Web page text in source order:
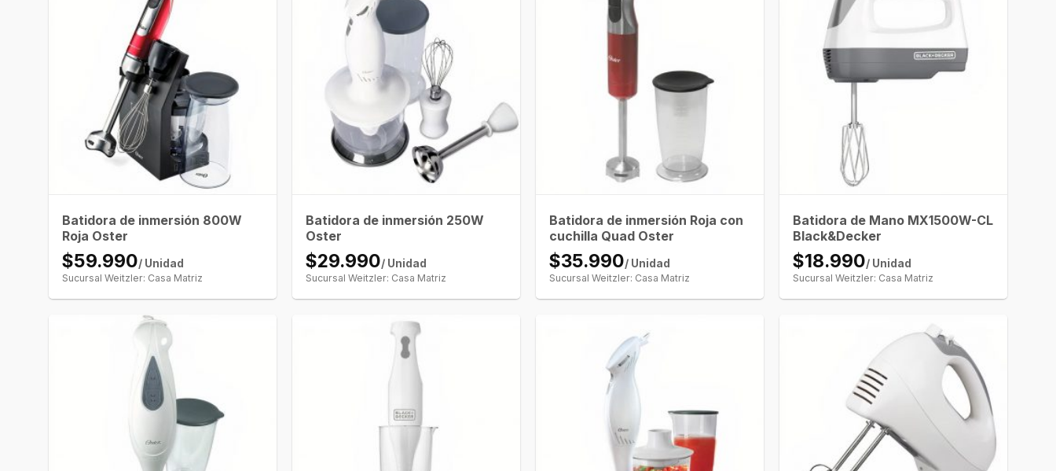
Batidora de inmersión 800W
Roja Oster
$59.990/ Unidad
Sucursal Weitzler: Casa Matriz
Batidora de inmersión 250W
Oster
$29.990/ Unidad
Sucursal Weitzler: Casa Matriz
Batidora de inmersión Roja con
cuchilla Quad Oster
$35.990/ Unidad
Sucursal Weitzler: Casa Matriz
Batidora de Mano MX1500W-CL
Black&Decker
$18.990/ Unidad
Sucursal Weitzler: Casa Matriz